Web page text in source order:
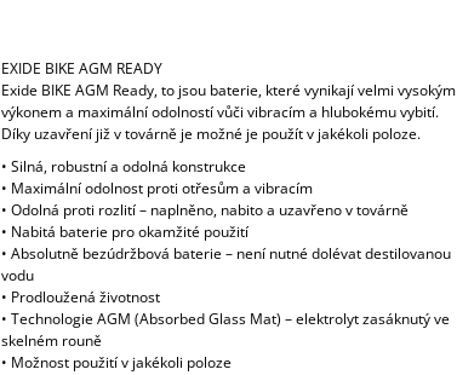
EXIDE BIKE AGM READY
Exide BIKE AGM Ready, to jsou baterie, které vynikají velmi vysokým
výkonem a maximální odolností vůči vibracím a hlubokému vybití.
Díky uzavření již v továrně je možné je použít v jakékoli poloze.
• Silná, robustní a odolná konstrukce
• Maximální odolnost proti otřesům a vibracím
• Odolná proti rozlití – naplněno, nabito a uzavřeno v továrně
• Nabitá baterie pro okamžité použití
• Absolutně bezúdržbová baterie – není nutné dolévat destilovanou
vodu
• Prodloužená životnost
• Technologie AGM (Absorbed Glass Mat) – elektrolyt zasáknutý ve
skelném rouně
• Možnost použití v jakékoli poloze